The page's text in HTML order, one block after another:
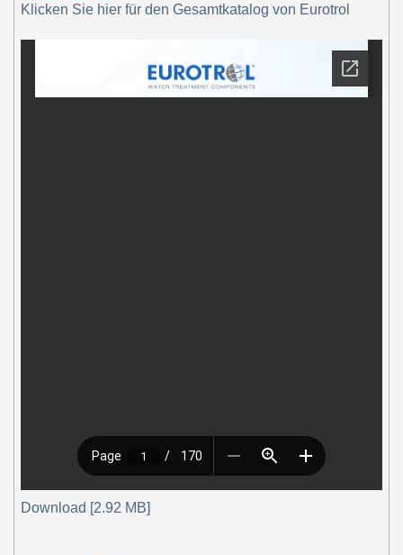
Klicken Sie hier für den Gesamtkatalog von Eurotrol
Download [2.92 MB]